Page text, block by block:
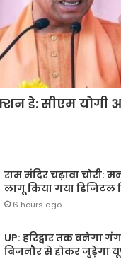
डे: सीएम
राम मंदिर चढ़ावा चोरी:
लागू किया गया डिजिटल
6 hours ago
UP: हरिद्वार तक बनेगा
बिजनौर से होकर जुड़ेगा